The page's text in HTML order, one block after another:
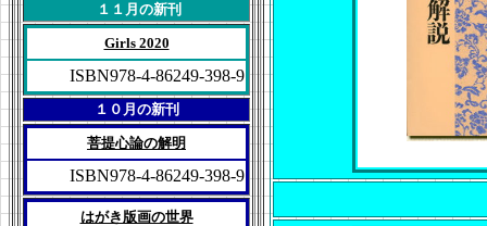
１１月の新刊
Girls 2020
ISBN978-4-86249-398-9
１０月の新刊
菩提心論の解明
ISBN978-4-86249-398-9
はがき版画の世界